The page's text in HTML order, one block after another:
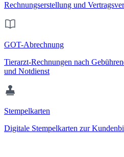
Rechnungserstellung und
GOT-Abrechnung
Tierarzt-Rechnungen nach
und Notdienst
Stempelkarten
Digitale Stempelkarten zur